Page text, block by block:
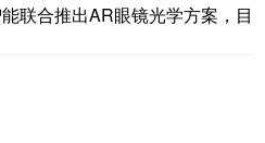
联合推出AR眼镜光学方案，目